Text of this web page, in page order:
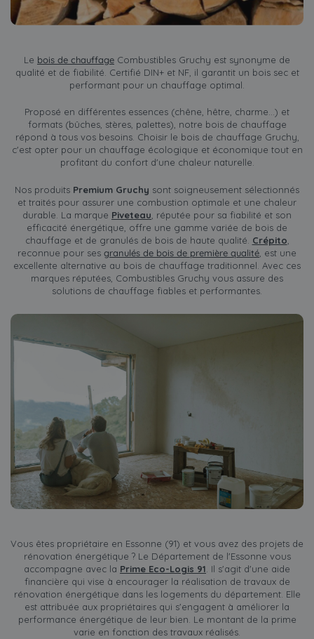
Le bois de chauffage Combustibles Gruchy est synonyme de
qualité et de fiabilité. Certifié DIN+ et NF, il garantit un bois sec et
performant pour un chauffage optimal.
Proposé en différentes essences (chêne, hêtre, charme...) et
formats (bûches, stères, palettes), notre bois de chauffage
répond à tous vos besoins. Choisir le bois de chauffage Gruchy,
c'est opter pour un chauffage écologique et économique tout en
profitant du confort d'une chaleur naturelle.
Nos produits Premium Gruchy sont soigneusement sélectionnés
et traités pour assurer une combustion optimale et une chaleur
durable. La marque Piveteau , réputée pour sa fiabilité et son
efficacité énergétique, offre une gamme variée de bois de
chauffage et de granulés de bois de haute qualité. Crépito
reconnue pour ses granulés de bois de première qualité , est une
excellente alternative au bois de chauffage traditionnel. Avec ces
marques réputées, Combustibles Gruchy vous assure des
solutions de chauffage fiables et performantes.
Vous êtes propriétaire en Essonne (91) et vous avez des projets de
rénovation énergétique ? Le Département de l'Essonne vous
accompagne avec la Prime Eco-Logis 91 . Il s'agit d'une aide
financière qui vise à encourager la réalisation de travaux de
rénovation énergétique dans les logements du département. Elle
est attribuée aux propriétaires qui s'engagent à améliorer la
performance énergétique de leur bien. Le montant de la prime
varie en fonction des travaux réalisés.